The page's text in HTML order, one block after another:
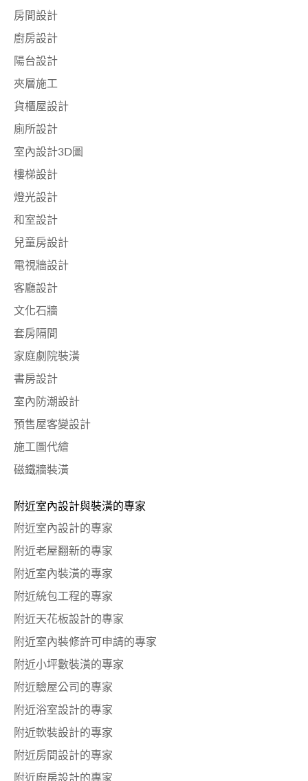
房間設計
廚房設計
陽台設計
夾層施工
貨櫃屋設計
廁所設計
室內設計3D圖
樓梯設計
燈光設計
和室設計
兒童房設計
電視牆設計
客廳設計
文化石牆
套房隔間
家庭劇院裝潢
書房設計
室內防潮設計
預售屋客變設計
施工圖代繪
磁鐵牆裝潢
附近室內設計與裝潢的專家
附近室內設計的專家
附近老屋翻新的專家
附近室內裝潢的專家
附近統包工程的專家
附近天花板設計的專家
附近室內裝修許可申請的專家
附近小坪數裝潢的專家
附近驗屋公司的專家
附近浴室設計的專家
附近軟裝設計的專家
附近房間設計的專家
附近廚房設計的專家